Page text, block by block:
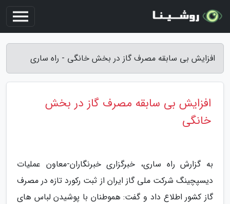
افزایش بی سابقه مصرف گاز در بخش خانگی - راه ساری
افزایش بی سابقه مصرف گاز در بخش
خانگی
به گزارش راه ساری، خبرگزاری خبرنگاران-معاون عملیات
دیسپچینگ شرکت ملی گاز ایران از ثبت رکورد تازه در مصرف
گاز کشور اطلاع داد و گفت: هموطنان با پوشیدن لباس های